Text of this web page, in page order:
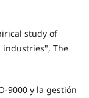
study of
The
9000 y la gestión